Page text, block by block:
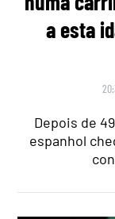
a esta
Depois de
espanhol